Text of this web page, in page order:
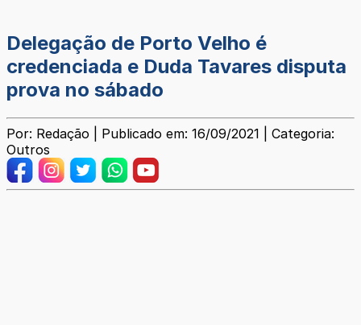
Delegação de Porto Velho é
credenciada e Duda Tavares disputa
prova no sábado
Por: Redação | Publicado em: 16/09/2021 | Categoria:
Outros